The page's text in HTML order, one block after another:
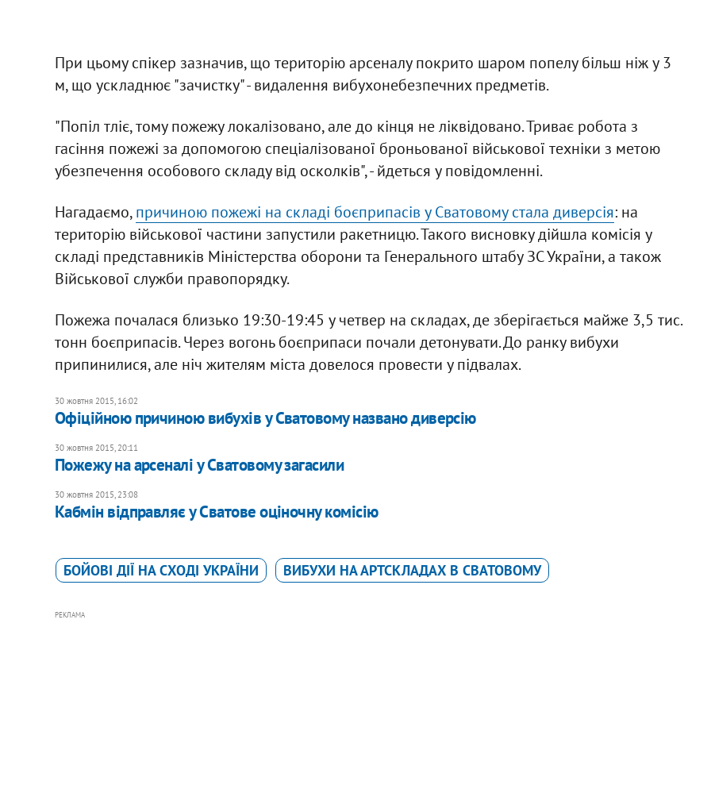
При цьому спікер зазначив, що територію арсеналу покрито шаром попелу більш ніж у 3
м, що ускладнює "зачистку" - видалення вибухонебезпечних предметів.
"Попіл тліє, тому пожежу локалізовано, але до кінця не ліквідовано. Триває робота з
гасіння пожежі за допомогою спеціалізованої броньованої військової техніки з метою
убезпечення особового складу від осколків", - йдеться у повідомленні.
Нагадаємо,причиною пожежі на складі боєприпасів у Сватовому стала диверсія: на
територію військової частини запустили ракетницю. Такого висновку дійшла комісія у
складі представників Міністерства оборони та Генерального штабу ЗС України, а також
Військової служби правопорядку.
Пожежа почалася близько 19:30-19:45 у четвер на складах, де зберігається майже 3,5 тис.
тонн боєприпасів. Через вогонь боєприпаси почали детонувати. До ранку вибухи
припинилися, але ніч жителям міста довелося провести у підвалах.
30 жовтня 2015, 16:02
Офіційною причиною вибухів у Сватовому названо диверсію
30 жовтня 2015, 20:11
Пожежу на арсеналі у Сватовому загасили
30 жовтня 2015, 23:08
Кабмін відправляє у Сватове оціночну комісію
БОЙОВІ ДІЇ НА СХОДІ УКРАЇНИ ВИБУХИ НА АРТСКЛАДАХ В СВАТОВОМУ
РЕКЛАМА